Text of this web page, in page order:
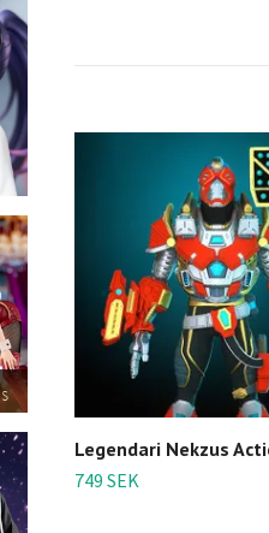
Legendari Nekzus
749 SEK